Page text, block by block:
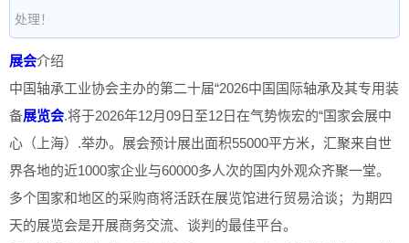
处理！
展会介绍
中国轴承工业协会主办的第二十届“2026中国国际轴承及其专用装
备展览会.将于2026年12月09日至12日在气势恢宏的“国家会展中
心（上海）.举办。展会预计展出面积55000平方米，汇聚来自世
界各地的近1000家企业与60000多人次的国内外观众齐聚一堂。
多个国家和地区的采购商将活跃在展览馆进行贸易洽谈；为期四
天的展览会是开展商务交流、谈判的最佳平台。